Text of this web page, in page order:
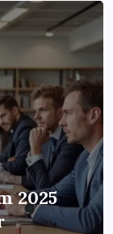
2025